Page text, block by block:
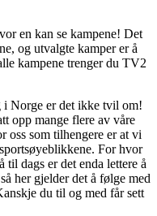
en kan se kampene! Det
og utvalgte kamper er å
kampene trenger du TV2
i Norge er det ikke tvil om!
opp mange flere av våre
oss som tilhengere er at vi
For hvor
dags er det enda lettere å
her gjelder det å følge med
du til og med får sett